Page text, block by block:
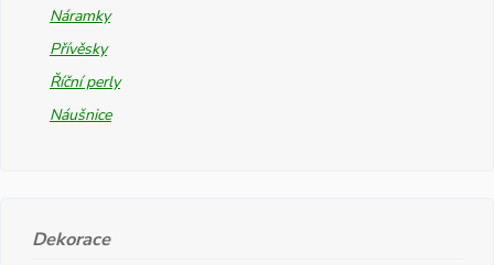
Náramky
Přívěsky
Říční perly
Náušnice
Dekorace